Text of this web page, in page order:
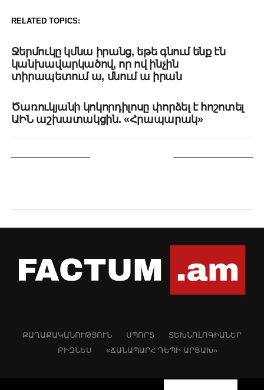
RELATED TOPICS:
Ջերմուկը կմնա իրանց, եթե գնում ենք էն
կանխավարկածով, որ ով ինչին
տիրապետում ա, մնում ա իրան
Ծառուկյանի կոկորդիլոսը փորձել է հոշոտել
ԱԻՆ աշխատակցին. «Հրապարակ»
ՔԱՂԱՔԱԿԱՆՈՒԹՅՈՒՆ ՍՊՈՐՏ
ՏԵԽՆՈԼՈԳԻԱՆԵՐ
ԲԻԶՆԵՍ
«ՃԱՆԱՊԱՐՀ ԴԵՊԻ ԱՐՑԱԽ»